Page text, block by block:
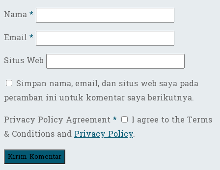
Nama*
Email *
Situs Web
Simpan nama, email, dan situs web saya pada
peramban ini untuk komentar saya berikutnya.
Privacy Policy Agreement*
I agree to the Terms
& Conditions andPrivacy Policy.